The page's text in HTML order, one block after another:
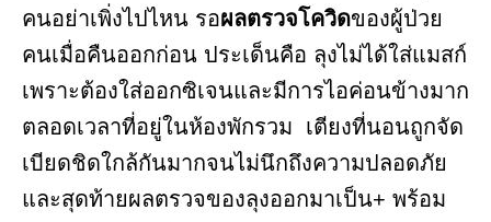
คนอย่าเพิ่งไปไหน รอผลตรวจโควิดของผู้ป่วย
คนเมื่อคืนออกก่อน ประเด็นคือ ลุงไม่ได้ใส่แมสก์
เพราะต้องใส่ออกซิเจนและมีการไอค่อนข้างมาก
ตลอดเวลาที่อยู่ในห้องพักรวม เตียงที่นอนถูกจัด
เบียดชิดใกล้กันมากจนไม่นึกถึงความปลอดภัย
และสุดท้ายผลตรวจของลุงออกมาเป็น+ พร้อม